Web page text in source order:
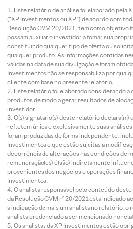
Este relatório de análise foi elaborado pela
(“XP Investimentos ou XP”) de acordo com
Resolução CVM 20/2021, tem como objetivo
possam auxiliar o investidor a tomar sua
constituindo qualquer tipo de oferta ou
qualquer produto. As informações contidas
válidas na data de sua divulgação e foram
Investimentos não se responsabiliza por
cliente com base no presente relatório.
Este relatório foi elaborado considerando a
produtos de modo a gerar resultados de
investidor.
O(s) signatário(s) deste relatório declara(m)
refletem única e exclusivamente suas
foram produzidas de forma independente,
Investimentos e que estão sujeitas a
decorrência de alterações nas condições de
remuneração(es) é(são) indiretamente
provenientes dos negócios e operações
Investimentos.
O analista responsável pelo conteúdo
da Resolução CVM nº 20/2021 está indicado
a indicação de mais um analista no relatório, o
analista credenciado a ser mencionado no
Os analistas da XP Investimentos estão